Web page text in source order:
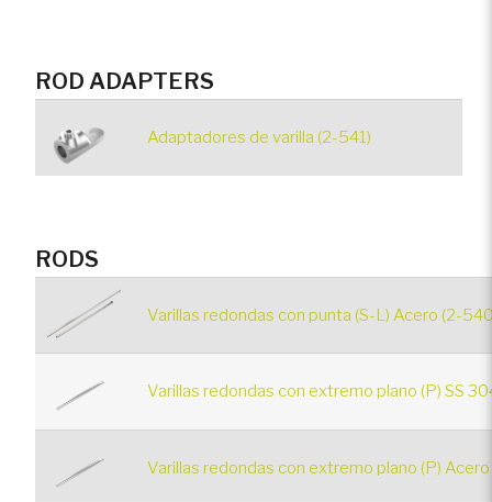
ROD ADAPTERS
Adaptadores de varilla (2-541)
RODS
Varillas redondas con punta (S-L) Acero (2-
Varillas redondas con extremo plano (P) SS
Varillas redondas con extremo plano (P)